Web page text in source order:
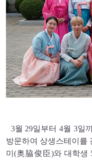
3월 29일부터 4월 3일
방문하여 상생스테이를
미(奥脇俊臣)와 대학생